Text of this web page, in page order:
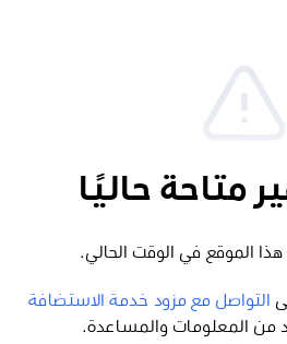
متاحة حاليًا
هذا الموقع في الوقت الحالي.
التواصل مع مزود خدمة الاستضافة
من المعلومات والمساعدة.